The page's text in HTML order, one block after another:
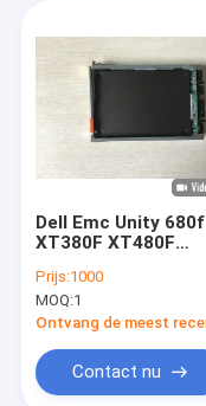
Dell Emc Unity 680f
XT380F XT480F
D2SFXL-400
Prijs:1000
MOQ:1
Contact nu